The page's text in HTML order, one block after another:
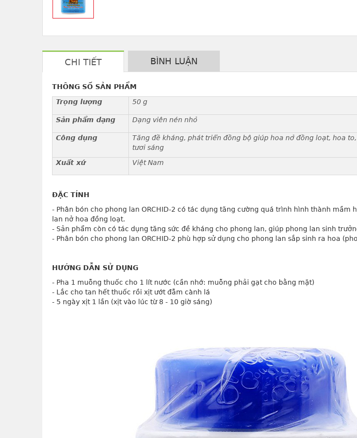
CHI TIẾT BÌNH LUẬN
THÔNG SỐ SẢN PHẨM
Trọng lượng
50 g
Sản phẩm dạng Dạng viên nén nhỏ
Công dụng
Tăng đề kháng, phát triển đồng bộ giúp hoa nở đồng loạt, hoa
tươi sáng
Xuất xứ
Việt Nam
ĐẶC TÍNH
- Phân bón cho phong lan ORCHID-2 có tác dụng tăng cường quá trình hình thành mầm
lan nở hoa đồng loạt.
- Sản phẩm còn có tác dụng tăng sức đề kháng cho phong lan, giúp phong lan sinh
- Phân bón cho phong lan ORCHID-2 phù hợp sử dụng cho phong lan sắp sinh ra hoa
HƯỚNG DẪN SỬ DỤNG
- Pha 1 muỗng thuốc cho 1 lít nước (cần nhớ: muỗng phải gạt cho bằng mặt)
- Lắc cho tan hết thuốc rồi xịt ướt đẫm cành lá
- 5 ngày xịt 1 lần (xịt vào lúc từ 8 - 10 giờ sáng)